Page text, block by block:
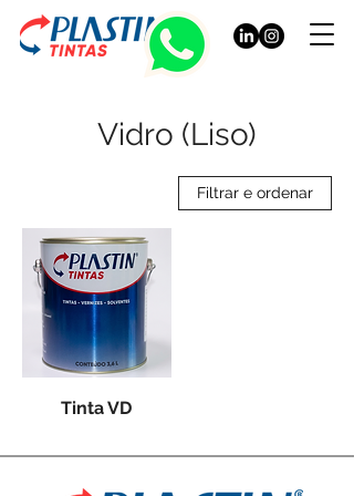
Vidro (Liso)
Filtrar e ordenar
Tinta VD